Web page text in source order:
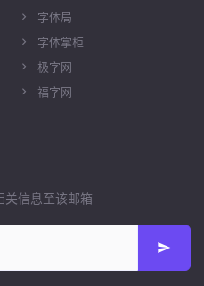
字体局
字体掌柜
极字网
福字网
关信息至该邮箱